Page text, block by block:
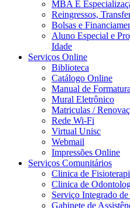
MBA E
Reingressos,
Bolsas e
Aluno Especial e
Idade
Serviços Online
Biblioteca
Catálogo Online
Manual de Formatura
Mural Eletrônico
Matriculas /
Rede Wi-Fi
Virtual Unisc
Webmail
Impressões Online
Serviços Comunitários
Clinica de
Clinica de
Serviço Integrado de
Gabinete de